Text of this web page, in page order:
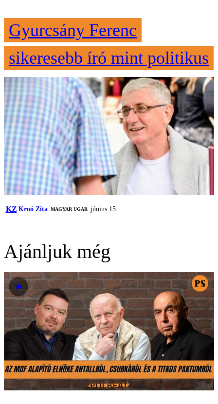
Gyurcsány Ferenc
sikeresebb író mint politikus
KZ Kroó Zita MAGYAR UGAR június 15.
Ajánljuk még